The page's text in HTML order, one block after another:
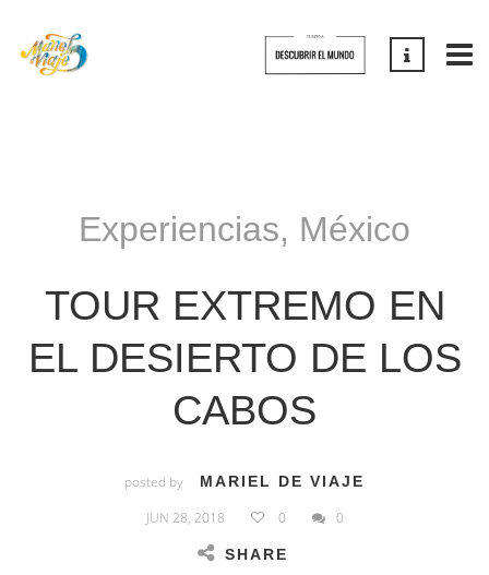
Experiencias, México
TOUR EXTREMO EN
EL DESIERTO DE LOS
CABOS
posted by MARIEL DE VIAJE
JUN 28, 2018 0 0
SHARE